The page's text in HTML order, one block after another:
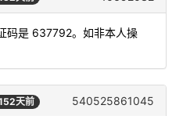
码是 637792。如非本人操
天前 540525861045